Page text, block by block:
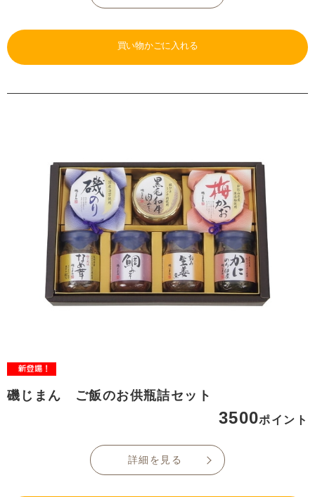
買い物かごに入れる
磯じまん ご飯のお供瓶詰セット
3500ポイント
詳細を見る